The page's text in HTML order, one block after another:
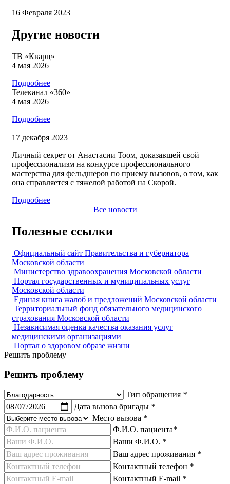
16 Февраля 2023
Другие новости
ТВ «Кварц»
4 мая 2026
Подробнее
Телеканал «360»
4 мая 2026
Подробнее
17 декабря 2023
Личный секрет от Анастасии Тоом, доказавшей свой
профессионализм на конкурсе профессионального
мастерства для фельдшеров по приему вызовов, о том, как
она справляется с тяжелой работой на Скорой.
Подробнее
Все новости
Полезные ссылки
Официальный сайт Правительства и губернатора
Московской области
Министерство здравоохранения Московской области
Портал государственных и муниципальных услуг
Московской области
Единая книга жалоб и предложений Московской области
Территориальный фонд обязательного медицинского
страхования Московской области
Независимая оценка качества оказания услуг
медицинскими организациями
Портал о здоровом образе жизни
Решить проблему
Решить проблему
Тип обращения *
Дата вызова бригады *
Место вызова *
Ф.И.О. пациента*
Ваши Ф.И.О. *
Ваш адрес проживания *
Контактный телефон *
Контактный E-mail *